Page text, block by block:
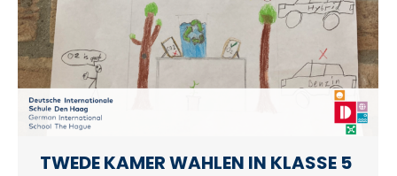
TWEDE KAMER WAHLEN IN KLASSE 5